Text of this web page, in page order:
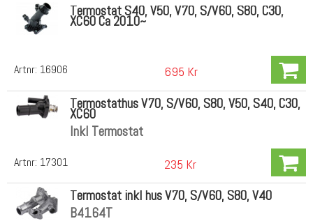
Artnr: 16906
Termostat S40, V50, V70, S/V60, S80, C30,
XC60 Ca 2010~
695 Kr
Artnr: 17301
Termostathus V70, S/V60, S80, V50, S40, C30,
XC60
Inkl Termostat
235 Kr
Termostat inkl hus V70, S/V60, S80, V40
B4164T